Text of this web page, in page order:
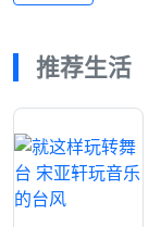
推荐生活